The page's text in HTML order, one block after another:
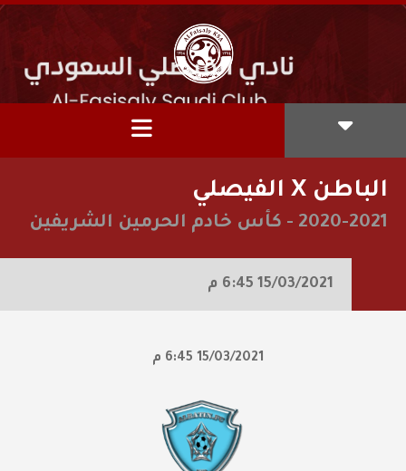
الباطن X الفيصلي
2020-2021
- كأس خادم الحرمين الشريفين
15/03/2021
15/03/2021